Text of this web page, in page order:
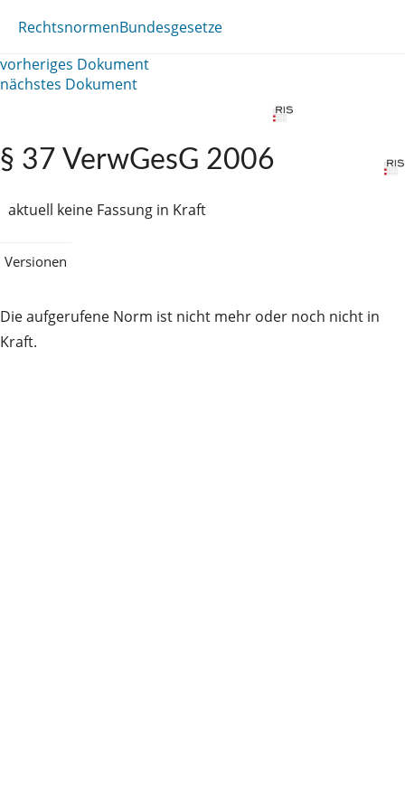
RechtsnormenBundesgesetze
vorheriges Dokument
nächstes Dokument
§ 37 VerwGesG 2006
aktuell keine Fassung in Kraft
Versionen
Die aufgerufene Norm ist nicht mehr oder noch nicht in
Kraft.